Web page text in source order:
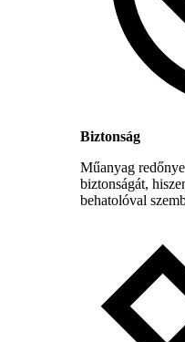
Biztonság
Műanyag
biztonságát,
behatolóval